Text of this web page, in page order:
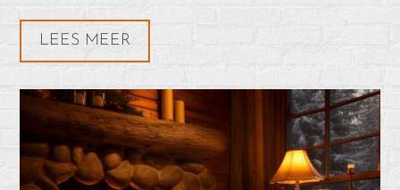
LEES MEER